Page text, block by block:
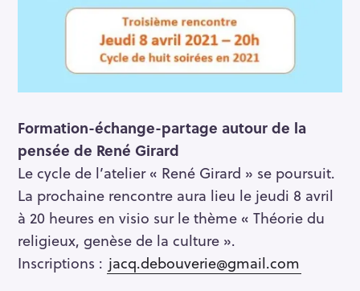
Formation-échange-partage autour de la
pensée de René Girard
Le cycle de l’atelier « René Girard » se poursuit.
La prochaine rencontre aura lieu le jeudi 8 avril
à 20 heures en visio sur le thème « Théorie du
religieux, genèse de la culture ».
Inscriptions : jacq.debouverie@gmail.com